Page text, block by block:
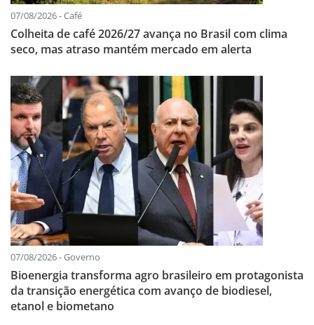
07/08/2026 - Café
Colheita de café 2026/27 avança no Brasil com clima
seco, mas atraso mantém mercado em alerta
07/08/2026 - Governo
Bioenergia transforma agro brasileiro em protagonista
da transição energética com avanço de biodiesel,
etanol e biometano